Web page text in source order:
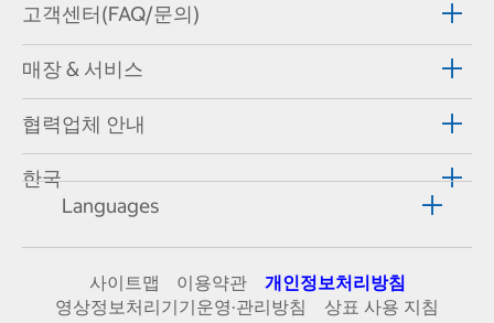
고객센터(FAQ/문의)
매장 & 서비스
협력업체 안내
한국
Languages
사이트맵 이용약관
개인정보처리방침
영상정보처리기기운영·관리방침
상표 사용 지침